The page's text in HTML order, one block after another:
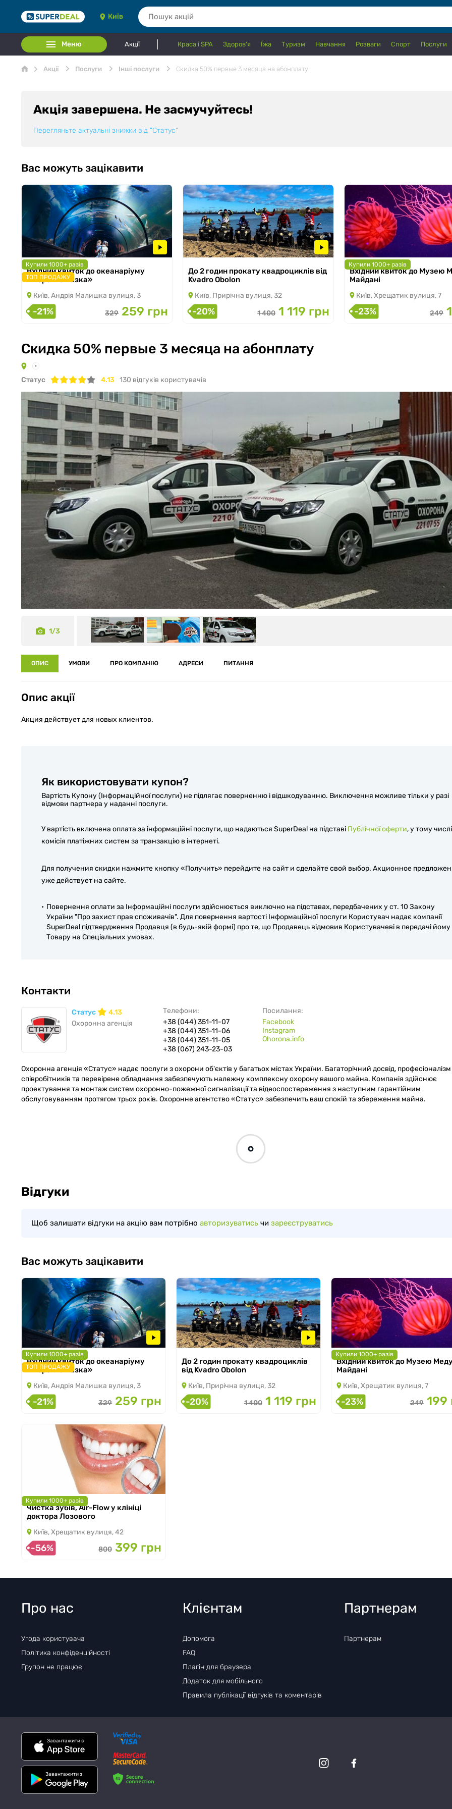
Київ
Меню Акції Краса і SPA Здоров'я Їжа Туризм Навчання Розваги Спорт Послуги
Акції Послуги Інші послуги Скидка 50% первые 3 месяца на абонплату
Акція завершена. Не засмучуйтесь!
Перегляньте актуальні знижки від "Статус"
Вас можуть зацікавити
Купили 1000+ разів
ТОП ПРОДАЖУ
з 05.03.2026 по 31.08.2026
Вхідний квиток до океанаріуму
«Морська казка»
Київ, Андрія Малишка вулиця, 3
-21% 329 259 грн
з 02.11.2024 по 30.09.2026
До 2 годин прокату квадроциклів від
Kvadro Obolon
Київ, Прирічна вулиця, 32
-20% 1 400 1 119 грн
Купили 1000+ разів
з 07.03.2026 по 31.08.2026
Вхідний квиток до Музею
Майдані
Київ, Хрещатик вулиця, 7
-23% 249
Скидка 50% первые 3 месяца на абонплату
Статус 4.13 130 відгуків користувачів
1/3
ОПИС УМОВИ ПРО КОМПАНІЮ АДРЕСИ ПИТАННЯ
Опис акції
Акция действует для новых клиентов.
Як використовувати купон?
Вартість Купону (Інформаційної послуги) не підлягає поверненню і відшкодуванню. Виключення можливе тільки у разі
відмови партнера у наданні послуги.
У вартість включена оплата за інформаційні послуги, що надаються SuperDeal на підставі Публічної оферти, у тому числі
комісія платіжних систем за транзакцію в інтернеті.
Для получения скидки нажмите кнопку «Получить» перейдите на сайт и сделайте свой выбор. Акционное
уже действует на сайте.
Повернення оплати за Інформаційні послуги здійснюється виключно на підставах, передбачених у ст. 10 Закону
України "Про захист прав споживачів". Для повернення вартості Інформаційної послуги Користувач надає компанії
SuperDeal підтвердження Продавця (в будь-якій формі) про те, що Продавець відмовив Користувачеві в передачі йому
Товару на Спеціальних умовах.
Контакти
Статус
4.13
Охоронна агенція
Телефони:
+38 (044) 351-11-07
+38 (044) 351-11-06
+38 (044) 351-11-05
+38 (067) 243-23-03
Посилання:
Facebook
Instagram
Ohorona.info
Охоронна агенція «Статус» надає послуги з охорони об'єктів у багатьох містах України. Багаторічний досвід, професіоналізм
співробітників та перевірене обладнання забезпечують належну комплексну охорону вашого майна. Компанія здійснює
проектування та монтаж систем охоронно-пожежної сигналізації та відеоспостереження з наступним гарантійним
обслуговуванням протягом трьох років. Охоронне агентство «Статус» забезпечить ваш спокій та збереження майна.
Відгуки
Щоб залишати відгуки на акцію вам потрібно авторизуватись чи зареєструватись
Вас можуть зацікавити
Купили 1000+ разів
ТОП ПРОДАЖУ
з 05.03.2026 по 31.08.2026
Вхідний квиток до океанаріуму
«Морська казка»
Київ, Андрія Малишка вулиця, 3
-21% 329 259 грн
з 02.11.2024 по 30.09.2026
До 2 годин прокату квадроциклів
від Kvadro Obolon
Київ, Прирічна вулиця, 32
-20% 1 400 1 119 грн
Купили 1000+ разів
з 07.03.2026 по 31.08.2026
Вхідний квиток до Музею
Майдані
Київ, Хрещатик вулиця, 7
-23% 249 199
Купили 1000+ разів
з 08.10.2025 по 31.10.2026
Чистка зубів, Air-Flow у клініці
доктора Лозового
Київ, Хрещатик вулиця, 42
-56% 800 399 грн
Про нас
Угода користувача
Політика конфіденційності
Групон не працює
Клієнтам
Допомога
FAQ
Плагін для браузера
Додаток для мобільного
Правила публікації відгуків та коментарів
Партнерам
Партнерам
Завантажити з
Завантажити з